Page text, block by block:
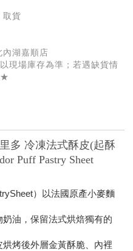
取貨
湖嘉順店
現場庫存為準；若遇缺貨情
★
多 冷凍法式酥皮(起酥
Puff Pastry Sheet
）以法國原產小麥麵
油，保留法式烘焙獨有的
烤後外層金黃酥脆、內裡